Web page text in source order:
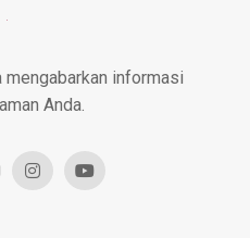
informasi
Anda.